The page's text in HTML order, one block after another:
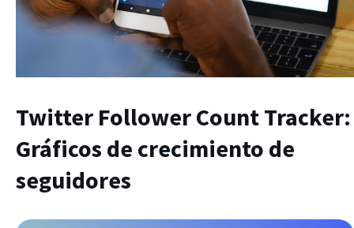
Twitter Follower Count Tracker:
Gráficos de crecimiento de
seguidores